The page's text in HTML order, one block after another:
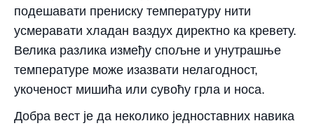
подешавати прениску температуру нити
усмеравати хладан ваздух директно ка кревету.
Велика разлика између спољне и унутрашње
температуре може изазвати нелагодност,
укоченост мишића или сувоћу грла и носа.
Добра вест је да неколико једноставних навика